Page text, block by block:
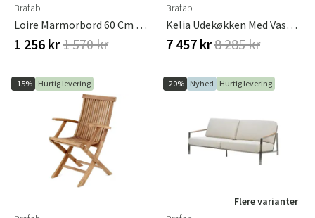
Brafab
Loire Marmorbord 60 Cm Brafab
1 256 kr1 570 kr
Brafab
Kelia Udekøkken Med Vask Og Vandhane Antracit
7 457 kr8 285 kr
-15% Hurtig levering -20% Nyhed Hurtig levering
Flere varianter